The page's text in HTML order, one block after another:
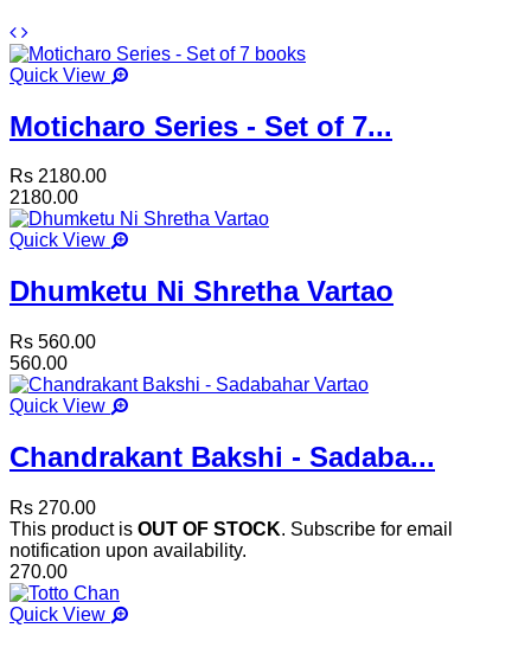
Quick View
Moticharo Series - Set of 7...
Rs 2180.00
2180.00
Quick View
Dhumketu Ni Shretha Vartao
Rs 560.00
560.00
Quick View
Chandrakant Bakshi - Sadaba...
Rs 270.00
This product is OUT OF STOCK. Subscribe for email
notification upon availability.
270.00
Quick View